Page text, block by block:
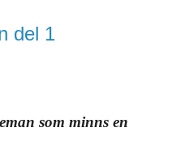
del 1
som minns en